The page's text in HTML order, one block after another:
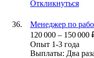
Откликнуться
Менеджер по
120 000 – 150 000
Опыт 1-3 года
Выплаты: Два